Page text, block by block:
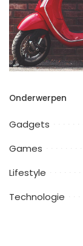
Onderwerpen
Gadgets
Games
Lifestyle
Technologie